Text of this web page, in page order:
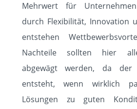
Mehrwert für
durch Flexibilität, Innovation
entstehen
Nachteile sollten hier
abgewägt werden, da
entsteht, wenn wirklich
Lösungen zu guten